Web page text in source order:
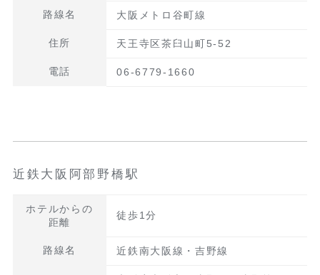
路線名 大阪メトロ谷町線
住所 天王寺区茶臼山町5-52
電話 06-6779-1660
近鉄大阪阿部野橋駅
ホテルからの
距離
徒歩1分
路線名 近鉄南大阪線・吉野線